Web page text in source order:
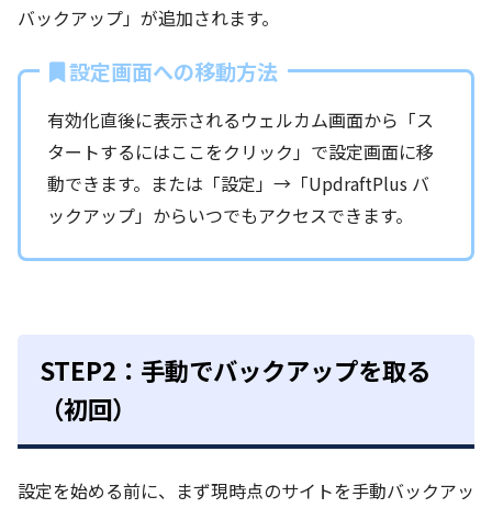
バックアップ」が追加されます。
設定画面への移動方法
有効化直後に表示されるウェルカム画面から「ス
タートするにはここをクリック」で設定画面に移
動できます。または「設定」→「UpdraftPlus バ
ックアップ」からいつでもアクセスできます。
STEP2：手動でバックアップを取る
（初回）
設定を始める前に、まず現時点のサイトを手動バックアッ